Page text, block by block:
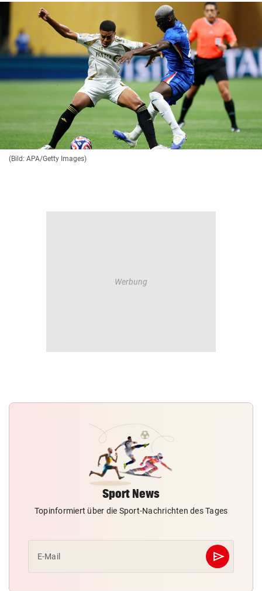
(Bild: APA/Getty Images)
Sport News
Topinformiert über die Sport-Nachrichten des Tages
E-Mail send
Abschicken